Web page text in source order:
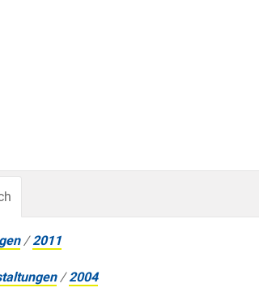
/2011
/2004